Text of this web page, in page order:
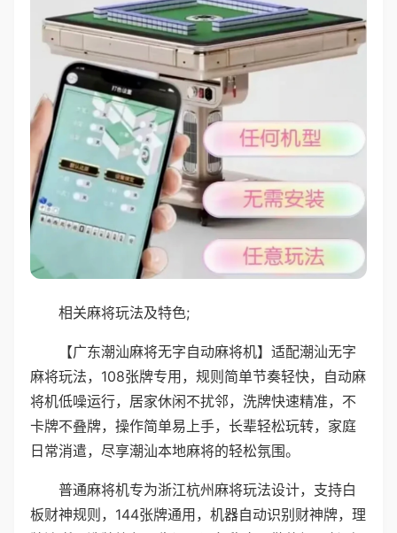
相关麻将玩法及特色;
【广东潮汕麻将无字自动麻将机】适配潮汕无字
麻将玩法，108张牌专用，规则简单节奏轻快，自动麻
将机低噪运行，居家休闲不扰邻，洗牌快速精准，不
卡牌不叠牌，操作简单易上手，长辈轻松玩转，家庭
日常消遣，尽享潮汕本地麻将的轻松氛围。
普通麻将机专为浙江杭州麻将玩法设计，支持白
板财神规则，144张牌通用，机器自动识别财神牌，理